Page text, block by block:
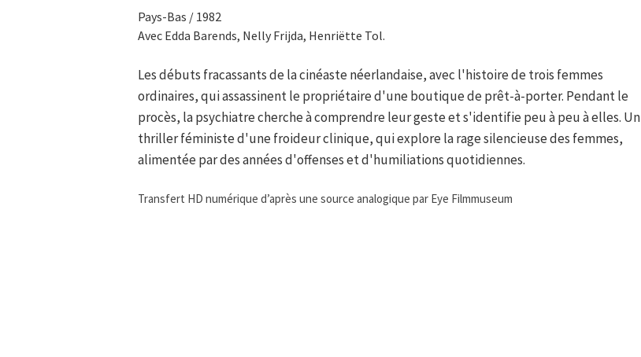
Pays-Bas / 1982
Avec Edda Barends, Nelly Frijda, Henriëtte Tol.
Les débuts fracassants de la cinéaste néerlandaise, avec l'histoire de trois femmes
ordinaires, qui assassinent le propriétaire d'une boutique de prêt-à-porter. Pendant le
procès, la psychiatre cherche à comprendre leur geste et s'identifie peu à peu à elles. Un
thriller féministe d'une froideur clinique, qui explore la rage silencieuse des femmes,
alimentée par des années d'offenses et d'humiliations quotidiennes.
Transfert HD numérique d’après une source analogique par Eye Filmmuseum